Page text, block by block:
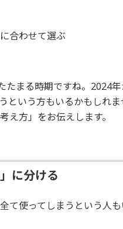
合わせて選ぶ
たまる時期ですね。2024
いう方もいるかもしれま
え方」をお伝えします。
に分ける
て使ってしまうという人